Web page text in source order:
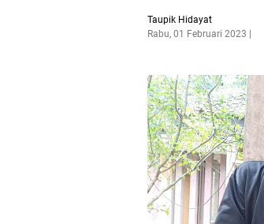
Taupik Hidayat
Rabu, 01 Februari 2023